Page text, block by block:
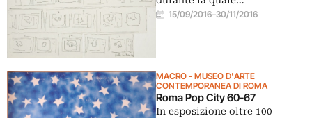
15/09/2016–30/11/2016
MACRO - MUSEO D'ARTE
CONTEMPORANEA DI ROMA
Roma Pop City 60-67
In esposizione oltre 100